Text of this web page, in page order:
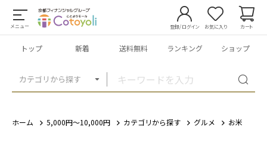
メニュー
カテゴリから探す
登録/ログイン お気に入り カート
トップ 新着 送料無料 ランキング ショップ
ホーム 5,000円～10,000円 カテゴリから探す グルメ お米